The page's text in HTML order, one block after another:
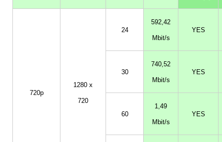
720p
1280 x
720
24
592,42
Mbit/s
YES
30
740,52
Mbit/s
YES
60
1,49
Mbit/s
YES